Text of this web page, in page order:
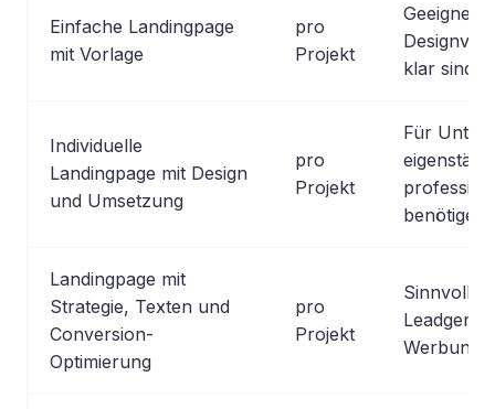
Einfache Landingpage
mit Vorlage
pro
Projekt
Geeignet,
klar sind.
Individuelle
Landingpage mit Design
und Umsetzung
pro
Projekt
Für
benötigen.
Landingpage mit
Strategie, Texten und
Conversion-
Optimierung
pro
Projekt
Sinnvoll
Werbung.